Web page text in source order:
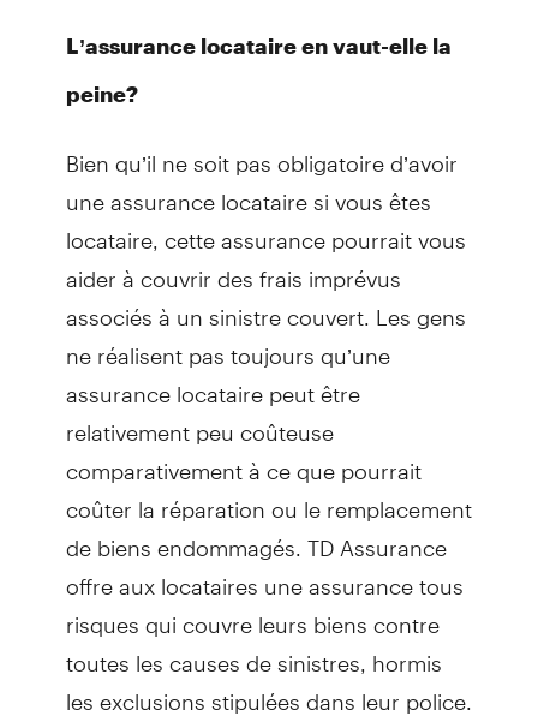
L’assurance locataire en vaut-elle la
peine?
Bien qu’il ne soit pas obligatoire d’avoir
une assurance locataire si vous êtes
locataire, cette assurance pourrait vous
aider à couvrir des frais imprévus
associés à un sinistre couvert. Les gens
ne réalisent pas toujours qu’une
assurance locataire peut être
relativement peu coûteuse
comparativement à ce que pourrait
coûter la réparation ou le remplacement
de biens endommagés. TD Assurance
offre aux locataires une assurance tous
risques qui couvre leurs biens contre
toutes les causes de sinistres, hormis
les exclusions stipulées dans leur police.